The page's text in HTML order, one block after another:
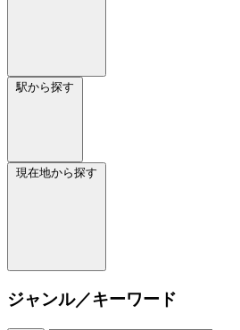
駅から探す
現在地から探す
ジャンル／キーワード